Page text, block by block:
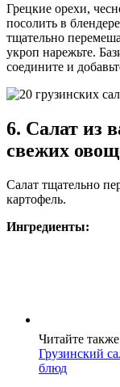
Грецкие орехи,
посолить в
тщательно
укроп нарежьте.
соедините и
6. Салат из
свежих
Салат тщательно
картофель.
Ингредиенты:
Читайте
Грузинский
блюд